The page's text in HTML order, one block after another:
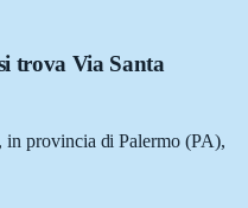
trova Via Santa
in provincia di Palermo (PA),